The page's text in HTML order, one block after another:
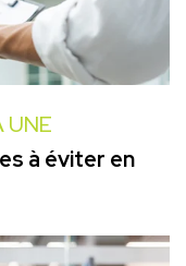
UNE
à éviter en